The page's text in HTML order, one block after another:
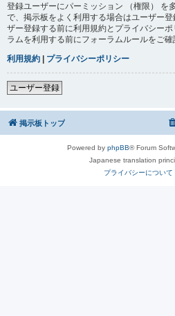
登録ユーザーにパーミッション （権限） を
で、掲示板をよく利用する場合はユーザー
ザー登録する前に利用規約とプライバシー
ラムを利用する前にフォーラムルールをご確
利用規約 | プライバシーポリシー
ユーザー登録
掲示板トップ
Powered by phpBB® Forum
Japanese translation
プライバシーについて